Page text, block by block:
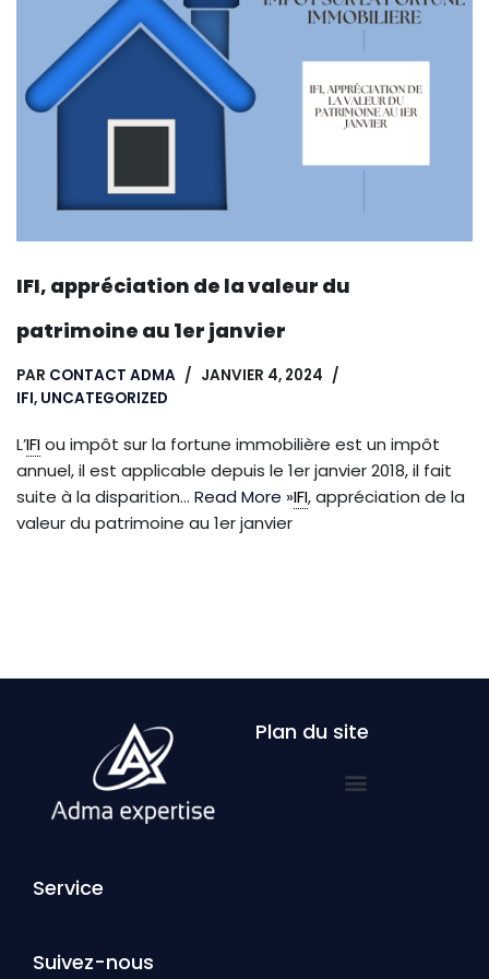
IFI, appréciation de la valeur du
patrimoine au 1er janvier
PAR CONTACT ADMA
JANVIER 4, 2024
IFI, UNCATEGORIZED
L’IFIou impôt sur la fortune immobilière est un impôt
annuel, il est applicable depuis le 1er janvier 2018, il fait
suite à la disparition… Read More »IFI, appréciation de la
valeur du patrimoine au 1er janvier
Plan du site
Service
Suivez-nous